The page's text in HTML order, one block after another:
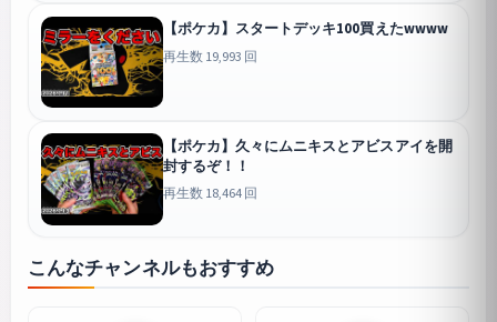
【ポケカ】スタートデッキ100買えたwwww
再生数 19,993 回
【ポケカ】久々にムニキスとアビスアイを開
封するぞ！！
再生数 18,464 回
こんなチャンネルもおすすめ